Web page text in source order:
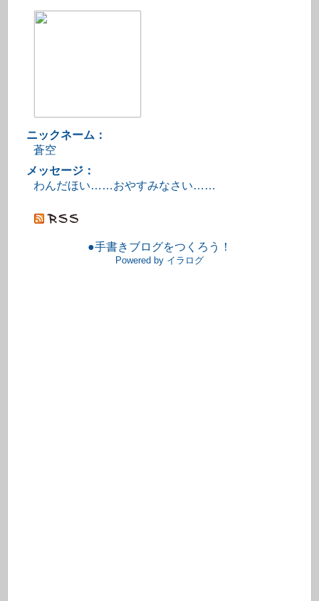
ニックネーム：
蒼空
メッセージ：
わんだほい……おやすみなさい……
●手書きブログをつくろう！
Powered by イラログ